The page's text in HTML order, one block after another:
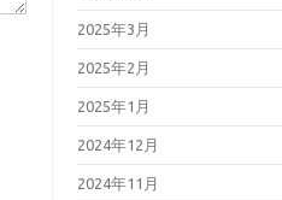
2025年3月
2025年2月
2025年1月
2024年12月
2024年11月